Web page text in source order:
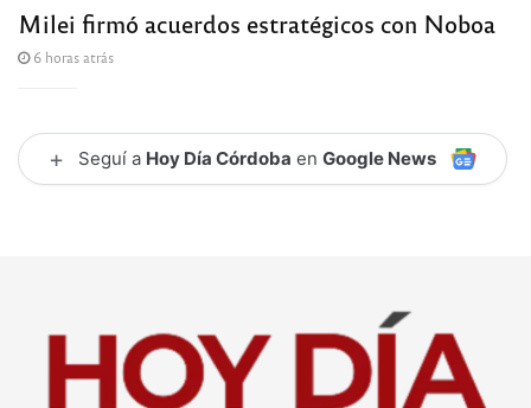
Milei firmó acuerdos estratégicos con Noboa
6 horas atrás
+ Seguí a Hoy Día Córdoba en Google News